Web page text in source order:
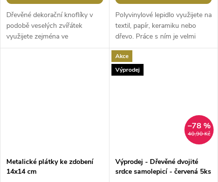
Dřevěné dekorační knoflíky v
podobě veselých zvířátek
využijete zejména ve
scrapbookingu. Můžete s nimi
Polyvinylové lepidlo využijete na
textil, papír, keramiku nebo
dřevo. Práce s ním je velmi
pohodlná, díky uzávěru ve tvaru
špičky dávkuje s velkou...
Metalické plátky ke zdobení
14x14 cm
Akce
Výprodej
40,90 Kč
–78 %
Výprodej - Dřevěné dvojité
srdce samolepicí - červená 5ks